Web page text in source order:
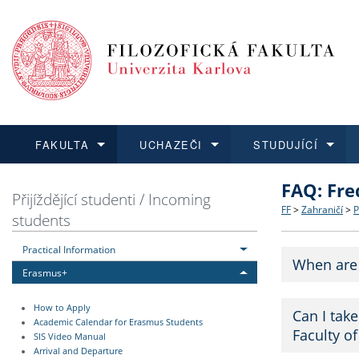
FAKULTA
Dozvědět se více
Struktura
Strategie
Podpora
UCHAZEČI
Podat přihlášku
Co
Učitelské
STUDUJÍCÍ
Dozvědět se více
Rigorózní
Dozvědět se více
O vědě a
Granty a
Dozvědět se více
Aktuální
Vyjíždějící
Přijíždějící studenti / Incoming
students
Practical Information
Erasmus+
How to Apply
Academic Calendar for Erasmus Students
SIS Video Manual
Arrival and Departure
FAQ:
FF > Zahraničí >
When
Can I
Faculty